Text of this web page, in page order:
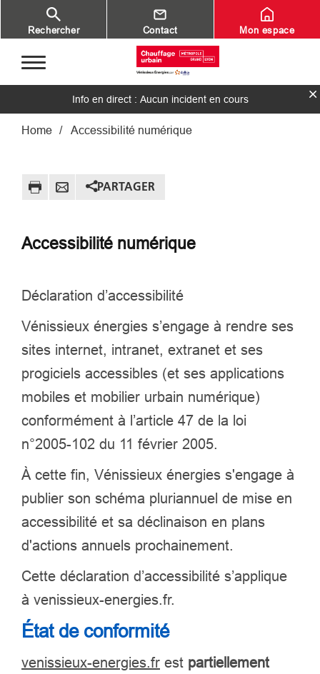
Aller au contenu principal
Rechercher Contact Mon espace
Info en direct : Aucun incident en cours
Fil d'Ariane
Home Accessibilité numérique
PARTAGER
Accessibilité numérique
Déclaration d’accessibilité
Vénissieux énergies s’engage à rendre ses
sites internet, intranet, extranet et ses
progiciels accessibles (et ses applications
mobiles et mobilier urbain numérique)
conformément à l’article 47 de la loi
n°2005-102 du 11 février 2005.
À cette fin, Vénissieux énergies s'engage à
publier son schéma pluriannuel de mise en
accessibilité et sa déclinaison en plans
d'actions annuels prochainement.
Cette déclaration d’accessibilité s’applique
à venissieux-energies.fr.
État de conformité
venissieux-energies.fr est partiellement